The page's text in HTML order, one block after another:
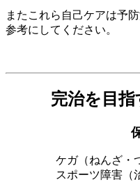
またこれら自己ケアは予
参考にしてください。
完治を目指
ケガ（ねんざ・
スポーツ障害（